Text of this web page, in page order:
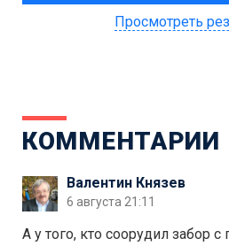
Просмотреть
КОММЕНТАРИИ
Валентин Князев
6 августа 21:11
А у того, кто соорудил забор